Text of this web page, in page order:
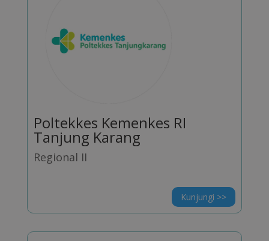
Poltekkes Kemenkes RI
Tanjung Karang
Regional II
Kunjungi >>